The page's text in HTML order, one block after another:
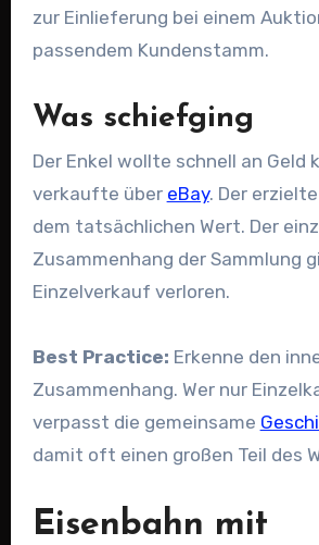
zur Einlieferung bei einem
passendem Kundenstamm.
Was schiefging
Der Enkel wollte schnell an Geld
verkaufte über eBay. Der
dem tatsächlichen Wert. Der
Zusammenhang der Sammlung
Einzelverkauf verloren.
Best Practice: Erkenne den
Zusammenhang. Wer nur
verpasst die gemeinsame
damit oft einen großen Teil des
Eisenbahn mit